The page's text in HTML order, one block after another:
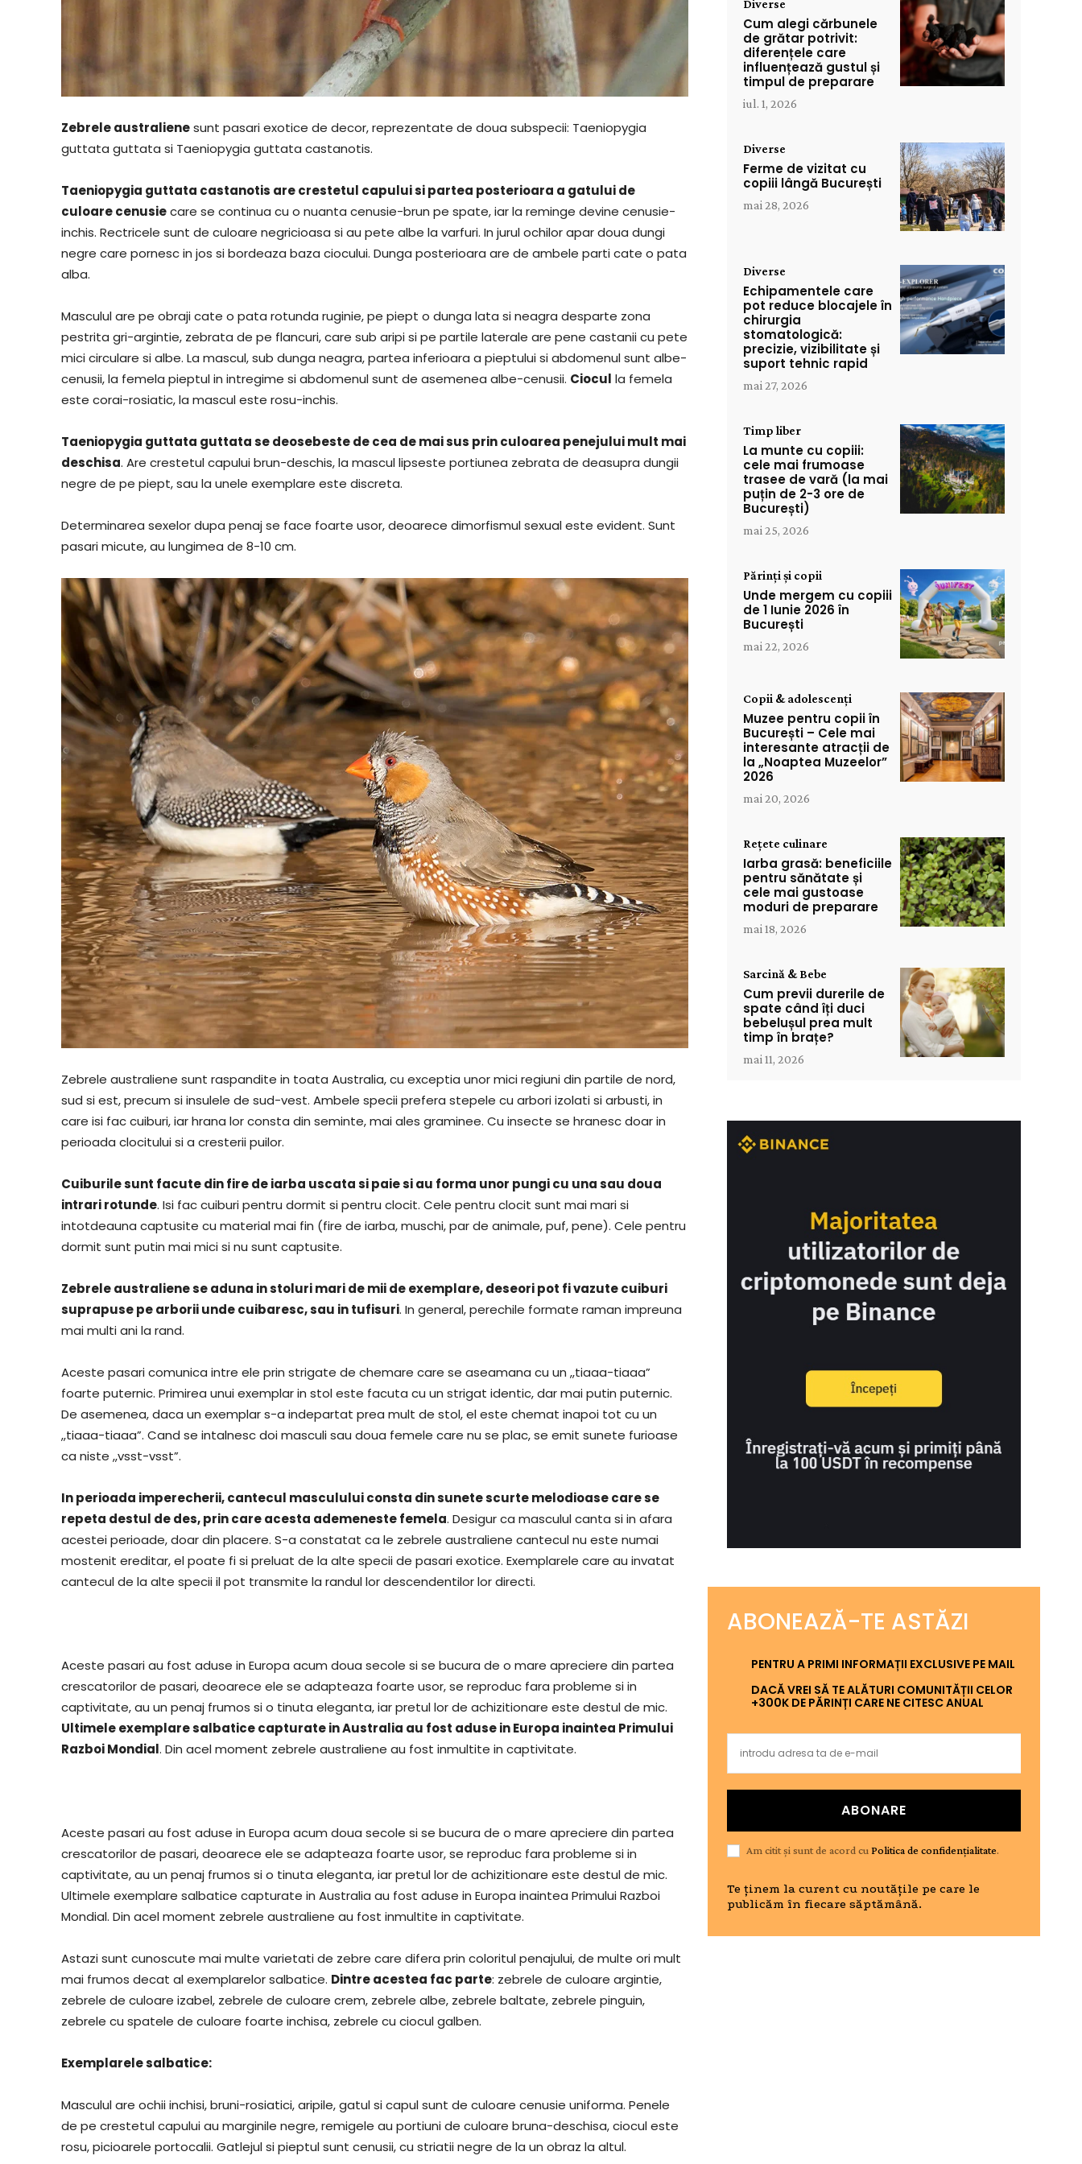
Zebrele australienesunt pasari exotice de decor, reprezentate de doua subspecii: Taeniopygia
guttata guttata si Taeniopygia guttata castanotis.
Taeniopygia guttata castanotis are crestetul capului si partea posterioara a gatului de
culoare cenusiecare se continua cu o nuanta cenusie-brun pe spate, iar la reminge devine cenusie-
inchis. Rectricele sunt de culoare negricioasa si au pete albe la varfuri. In jurul ochilor apar doua dungi
negre care pornesc in jos si bordeaza baza ciocului. Dunga posterioara are de ambele parti cate o pata
alba.
Masculul are pe obraji cate o pata rotunda ruginie, pe piept o dunga lata si neagra desparte zona
pestrita gri-argintie, zebrata de pe flancuri, care sub aripi si pe partile laterale are pene castanii cu pete
mici circulare si albe. La mascul, sub dunga neagra, partea inferioara a pieptului si abdomenul sunt albe-
cenusii, la femela pieptul in intregime si abdomenul sunt de asemenea albe-cenusii. Ciocul la femela
este corai-rosiatic, la mascul este rosu-inchis.
Taeniopygia guttata guttata se deosebeste de cea de mai sus prin culoarea penejului mult mai
deschisa. Are crestetul capului brun-deschis, la mascul lipseste portiunea zebrata de deasupra dungii
negre de pe piept, sau la unele exemplare este discreta.
Determinarea sexelor dupa penaj se face foarte usor, deoarece dimorfismul sexual este evident. Sunt
pasari micute, au lungimea de 8-10 cm.
Zebrele australiene sunt raspandite in toata Australia, cu exceptia unor mici regiuni din partile de nord,
sud si est, precum si insulele de sud-vest. Ambele specii prefera stepele cu arbori izolati si arbusti, in
care isi fac cuiburi, iar hrana lor consta din seminte, mai ales graminee. Cu insecte se hranesc doar in
perioada clocitului si a cresterii puilor.
Cuiburile sunt facute din fire de iarba uscata si paie si au forma unor pungi cu una sau doua
intrari rotunde. Isi fac cuiburi pentru dormit si pentru clocit. Cele pentru clocit sunt mai mari si
intotdeauna captusite cu material mai fin (fire de iarba, muschi, par de animale, puf, pene). Cele pentru
dormit sunt putin mai mici si nu sunt captusite.
Zebrele australiene se aduna in stoluri mari de mii de exemplare, deseori pot fi vazute cuiburi
suprapuse pe arborii unde cuibaresc, sau in tufisuri. In general, perechile formate raman impreuna
mai multi ani la rand.
Aceste pasari comunica intre ele prin strigate de chemare care se aseamana cu un ,,tiaaa-tiaaa”
foarte puternic. Primirea unui exemplar in stol este facuta cu un strigat identic, dar mai putin puternic.
De asemenea, daca un exemplar s-a indepartat prea mult de stol, el este chemat inapoi tot cu un
,,tiaaa-tiaaa”. Cand se intalnesc doi masculi sau doua femele care nu se plac, se emit sunete furioase
ca niste ,,vsst-vsst”.
In perioada imperecherii, cantecul masculului consta din sunete scurte melodioase care se
repeta destul de des, prin care acesta ademeneste femela. Desigur ca masculul canta si in afara
acestei perioade, doar din placere. S-a constatat ca le zebrele australiene cantecul nu este numai
mostenit ereditar, el poate fi si preluat de la alte specii de pasari exotice. Exemplarele care au invatat
cantecul de la alte specii il pot transmite la randul lor descendentilor lor directi.
Aceste pasari au fost aduse in Europa acum doua secole si se bucura de o mare apreciere din partea
crescatorilor de pasari, deoarece ele se adapteaza foarte usor, se reproduc fara probleme si in
captivitate, au un penaj frumos si o tinuta eleganta, iar pretul lor de achizitionare este destul de mic.
Ultimele exemplare salbatice capturate in Australia au fost aduse in Europa inaintea Primului
Razboi Mondial. Din acel moment zebrele australiene au fost inmultite in captivitate.
Aceste pasari au fost aduse in Europa acum doua secole si se bucura de o mare apreciere din partea
crescatorilor de pasari, deoarece ele se adapteaza foarte usor, se reproduc fara probleme si in
captivitate, au un penaj frumos si o tinuta eleganta, iar pretul lor de achizitionare este destul de mic.
Ultimele exemplare salbatice capturate in Australia au fost aduse in Europa inaintea Primului Razboi
Mondial. Din acel moment zebrele australiene au fost inmultite in captivitate.
Astazi sunt cunoscute mai multe varietati de zebre care difera prin coloritul penajului, de multe ori mult
mai frumos decat al exemplarelor salbatice. Dintre acestea fac parte: zebrele de culoare argintie,
zebrele de culoare izabel, zebrele de culoare crem, zebrele albe, zebrele baltate, zebrele pinguin,
zebrele cu spatele de culoare foarte inchisa, zebrele cu ciocul galben.
Exemplarele salbatice:
Masculul are ochii inchisi, bruni-rosiatici, aripile, gatul si capul sunt de culoare cenusie uniforma. Penele
de pe crestetul capului au marginile negre, remigele au portiuni de culoare bruna-deschisa, ciocul este
rosu, picioarele portocalii. Gatlejul si pieptul sunt cenusii, cu striatii negre de la un obraz la altul.
Diverse
Cum alegi cărbunele
de grătar potrivit:
diferențele care
influențează gustul și
timpul de preparare
iul. 1, 2026
Diverse
Ferme de vizitat cu
copiii lângă București
mai 28, 2026
Diverse
Echipamentele care
pot reduce blocajele în
chirurgia
stomatologică:
precizie, vizibilitate și
suport tehnic rapid
mai 27, 2026
Timp liber
La munte cu copiii:
cele mai frumoase
trasee de vară (la mai
puțin de 2-3 ore de
București)
mai 25, 2026
Părinți și copii
Unde mergem cu copiii
de 1 Iunie 2026 în
București
mai 22, 2026
Copii & adolescenți
Muzee pentru copii în
București – Cele mai
interesante atracții de
la „Noaptea Muzeelor”
2026
mai 20, 2026
Rețete culinare
Iarba grasă: beneficiile
pentru sănătate și
cele mai gustoase
moduri de preparare
mai 18, 2026
Sarcină & Bebe
Cum previi durerile de
spate când îți duci
bebelușul prea mult
timp în brațe?
mai 11, 2026
ABONEAZĂ-TE ASTĂZI
PENTRU A PRIMI INFORMAȚII EXCLUSIVE PE MAIL
DACĂ VREI SĂ TE ALĂTURI COMUNITĂȚII CELOR
+300K DE PĂRINȚI CARE NE CITESC ANUAL
ABONARE
Am citit și sunt de acord cuPolitica de confidențialitate.
Te ținem la curent cu noutățile pe care le
publicăm în fiecare săptămână.